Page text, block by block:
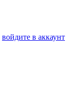
войдите в аккаунт